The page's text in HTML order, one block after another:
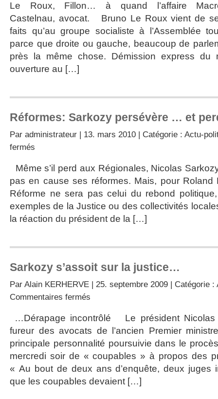
Le Roux, Fillon… à quand l’affaire
Castelnau, avocat. Bruno Le Roux vient de
faits qu’au groupe socialiste à l’Assemblée
parce que droite ou gauche, beaucoup de
près la même chose. Démission express du
ouverture au […]
Réformes: Sarkozy persévère … et
Par administrateur | 13. mars 2010 | Catégorie : Actu-
fermés
persévère
…
perd
sévère!
Même s’il perd aux Régionales, Nicolas
pas en cause ses réformes. Mais, pour Roland
Réforme ne sera pas celui du rebond
exemples de la Justice ou des collectivités
la réaction du président de la […]
Sarkozy s’assoit sur la justice…
Par Alain KERHERVE | 25. septembre 2009 | Catégorie :
Commentaires fermés
sur
la
…Dérapage incontrôlé Le président Nicolas
fureur des avocats de l’ancien Premier
principale personnalité poursuivie dans le
mercredi soir de « coupables » à propos des
« Au bout de deux ans d’enquête, deux juges
que les coupables devaient […]